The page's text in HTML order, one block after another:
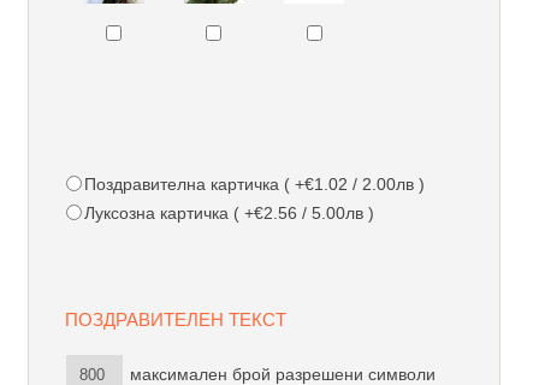
Поздравителна картичка ( +€1.02 / 2.00лв )
Луксозна картичка ( +€2.56 / 5.00лв )
ПОЗДРАВИТЕЛЕН ТЕКСТ
максимален брой разрешени символи